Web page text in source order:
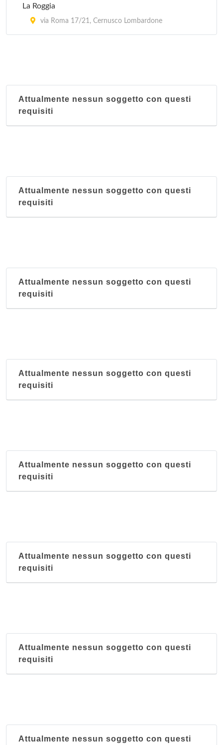
La Roggia
via Roma 17/21, Cernusco Lombardone
Attualmente nessun soggetto con questi
requisiti
Attualmente nessun soggetto con questi
requisiti
Attualmente nessun soggetto con questi
requisiti
Attualmente nessun soggetto con questi
requisiti
Attualmente nessun soggetto con questi
requisiti
Attualmente nessun soggetto con questi
requisiti
Attualmente nessun soggetto con questi
requisiti
Attualmente nessun soggetto con questi